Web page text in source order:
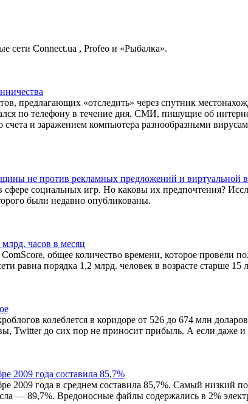
сети Connect.ua , Profeo и «Рыбалка».
предлагающих «отследить» через спутник
по телефону в течение дня. СМИ, пишущие об
счета и заражением компьютера разнообразными
не против рекламных предложений и виртуальной
социальных игр. Но каковы их предпочтения?
были недавно опубликованы.
часов в месяц
общее количество времени, которое провели
равна порядка 1,2 млрд. человек в возрасте старше 15
колеблется в коридоре от 526 до 674 млн
Twitter до сих пор не приносит прибыль. А если даже и
2009 года составила 85,7%
2009 года в среднем составила 85,7%. Самый низкий
— 89,7%. Вредоносные файлы содержались в 2%